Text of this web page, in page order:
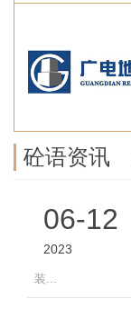
砼语资讯
06-12
2023
装...